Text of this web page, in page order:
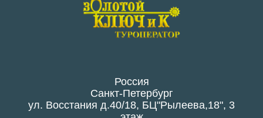
Россия
Санкт-Петербург
ул. Восстания д.40/18, БЦ"Рылеева,18", 3